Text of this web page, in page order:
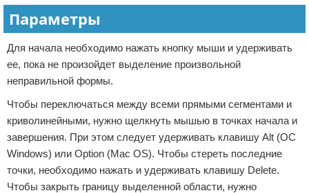
Параметры
Для начала необходимо нажать кнопку мыши и удерживать
ее, пока не произойдет выделение произвольной
неправильной формы.
Чтобы переключаться между всеми прямыми сегментами и
криволинейными, нужно щелкнуть мышью в точках начала и
завершения. При этом следует удерживать клавишу Alt (ОС
Windows) или Option (Mac OS). Чтобы стереть последние
точки, необходимо нажать и удерживать клавишу Delete.
Чтобы закрыть границу выделенной области, нужно